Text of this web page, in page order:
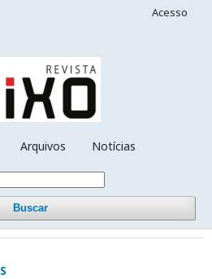
Arquivos Notícias
Buscar
Acesso